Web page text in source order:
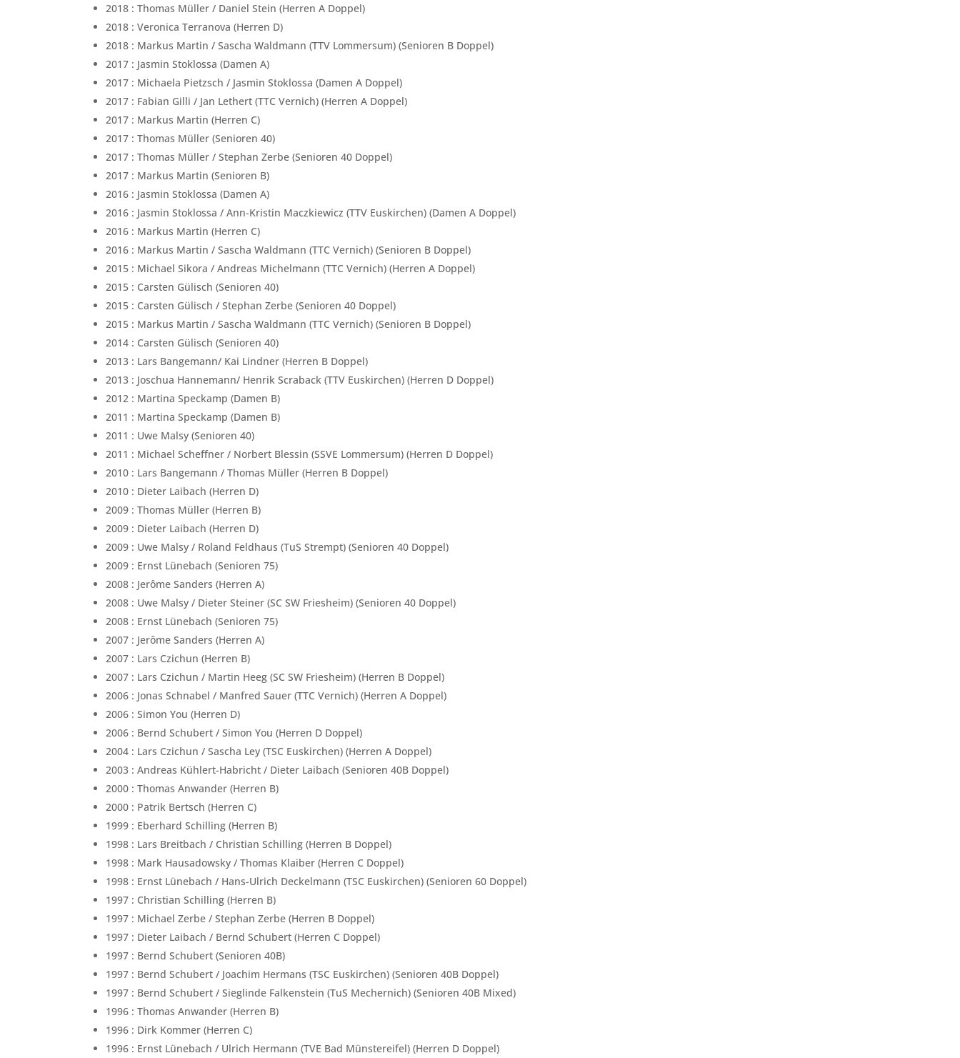
2018 : Thomas Müller / Daniel Stein (Herren A Doppel)
2018 : Veronica Terranova (Herren D)
2018 : Markus Martin / Sascha Waldmann (TTV Lommersum) (Senioren B Doppel)
2017 : Jasmin Stoklossa (Damen A)
2017 : Michaela Pietzsch / Jasmin Stoklossa (Damen A Doppel)
2017 : Fabian Gilli / Jan Lethert (TTC Vernich) (Herren A Doppel)
2017 : Markus Martin (Herren C)
2017 : Thomas Müller (Senioren 40)
2017 : Thomas Müller / Stephan Zerbe (Senioren 40 Doppel)
2017 : Markus Martin (Senioren B)
2016 : Jasmin Stoklossa (Damen A)
2016 : Jasmin Stoklossa / Ann-Kristin Maczkiewicz (TTV Euskirchen) (Damen A Doppel)
2016 : Markus Martin (Herren C)
2016 : Markus Martin / Sascha Waldmann (TTC Vernich) (Senioren B Doppel)
2015 : Michael Sikora / Andreas Michelmann (TTC Vernich) (Herren A Doppel)
2015 : Carsten Gülisch (Senioren 40)
2015 : Carsten Gülisch / Stephan Zerbe (Senioren 40 Doppel)
2015 : Markus Martin / Sascha Waldmann (TTC Vernich) (Senioren B Doppel)
2014 : Carsten Gülisch (Senioren 40)
2013 : Lars Bangemann/ Kai Lindner (Herren B Doppel)
2013 : Joschua Hannemann/ Henrik Scraback (TTV Euskirchen) (Herren D Doppel)
2012 : Martina Speckamp (Damen B)
2011 : Martina Speckamp (Damen B)
2011 : Uwe Malsy (Senioren 40)
2011 : Michael Scheffner / Norbert Blessin (SSVE Lommersum) (Herren D Doppel)
2010 : Lars Bangemann / Thomas Müller (Herren B Doppel)
2010 : Dieter Laibach (Herren D)
2009 : Thomas Müller (Herren B)
2009 : Dieter Laibach (Herren D)
2009 : Uwe Malsy / Roland Feldhaus (TuS Strempt) (Senioren 40 Doppel)
2009 : Ernst Lünebach (Senioren 75)
2008 : Jerôme Sanders (Herren A)
2008 : Uwe Malsy / Dieter Steiner (SC SW Friesheim) (Senioren 40 Doppel)
2008 : Ernst Lünebach (Senioren 75)
2007 : Jerôme Sanders (Herren A)
2007 : Lars Czichun (Herren B)
2007 : Lars Czichun / Martin Heeg (SC SW Friesheim) (Herren B Doppel)
2006 : Jonas Schnabel / Manfred Sauer (TTC Vernich) (Herren A Doppel)
2006 : Simon You (Herren D)
2006 : Bernd Schubert / Simon You (Herren D Doppel)
2004 : Lars Czichun / Sascha Ley (TSC Euskirchen) (Herren A Doppel)
2003 : Andreas Kühlert-Habricht / Dieter Laibach (Senioren 40B Doppel)
2000 : Thomas Anwander (Herren B)
2000 : Patrik Bertsch (Herren C)
1999 : Eberhard Schilling (Herren B)
1998 : Lars Breitbach / Christian Schilling (Herren B Doppel)
1998 : Mark Hausadowsky / Thomas Klaiber (Herren C Doppel)
1998 : Ernst Lünebach / Hans-Ulrich Deckelmann (TSC Euskirchen) (Senioren 60 Doppel)
1997 : Christian Schilling (Herren B)
1997 : Michael Zerbe / Stephan Zerbe (Herren B Doppel)
1997 : Dieter Laibach / Bernd Schubert (Herren C Doppel)
1997 : Bernd Schubert (Senioren 40B)
1997 : Bernd Schubert / Joachim Hermans (TSC Euskirchen) (Senioren 40B Doppel)
1997 : Bernd Schubert / Sieglinde Falkenstein (TuS Mechernich) (Senioren 40B Mixed)
1996 : Thomas Anwander (Herren B)
1996 : Dirk Kommer (Herren C)
1996 : Ernst Lünebach / Ulrich Hermann (TVE Bad Münstereifel) (Herren D Doppel)